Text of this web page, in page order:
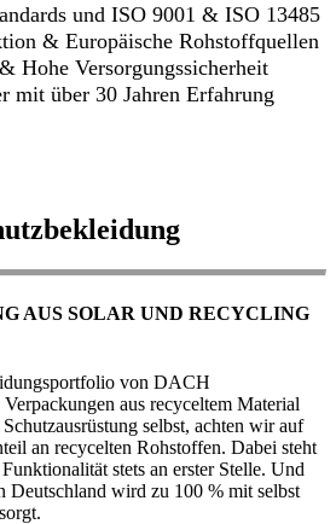
und ISO 9001 & ISO 13485
& Europäische Rohstoffquellen
Hohe Versorgungssicherheit
mit über 30 Jahren Erfahrung
AUS SOLAR UND RECYCLING
von DACH
aus recyceltem Material
selbst, achten wir auf
an recycelten Rohstoffen. Dabei steht
stets an erster Stelle. Und
Deutschland wird zu 100 % mit selbst